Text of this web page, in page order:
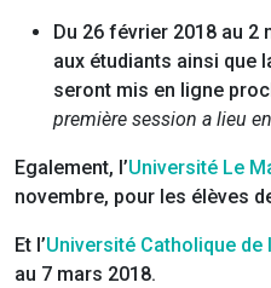
Du 26 février 2018 au
aux étudiants ainsi que
seront mis en ligne
première session a lieu
Egalement, l’Université Le
novembre, pour les élèves
Et l’Université Catholique de
au 7 mars 2018.